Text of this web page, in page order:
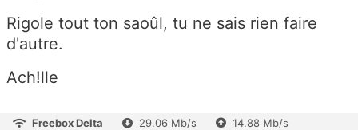
Rigole tout ton saoûl, tu ne sais rien faire
d'autre.
Ach!lle
Freebox Delta 29.06 Mb/s 14.88 Mb/s